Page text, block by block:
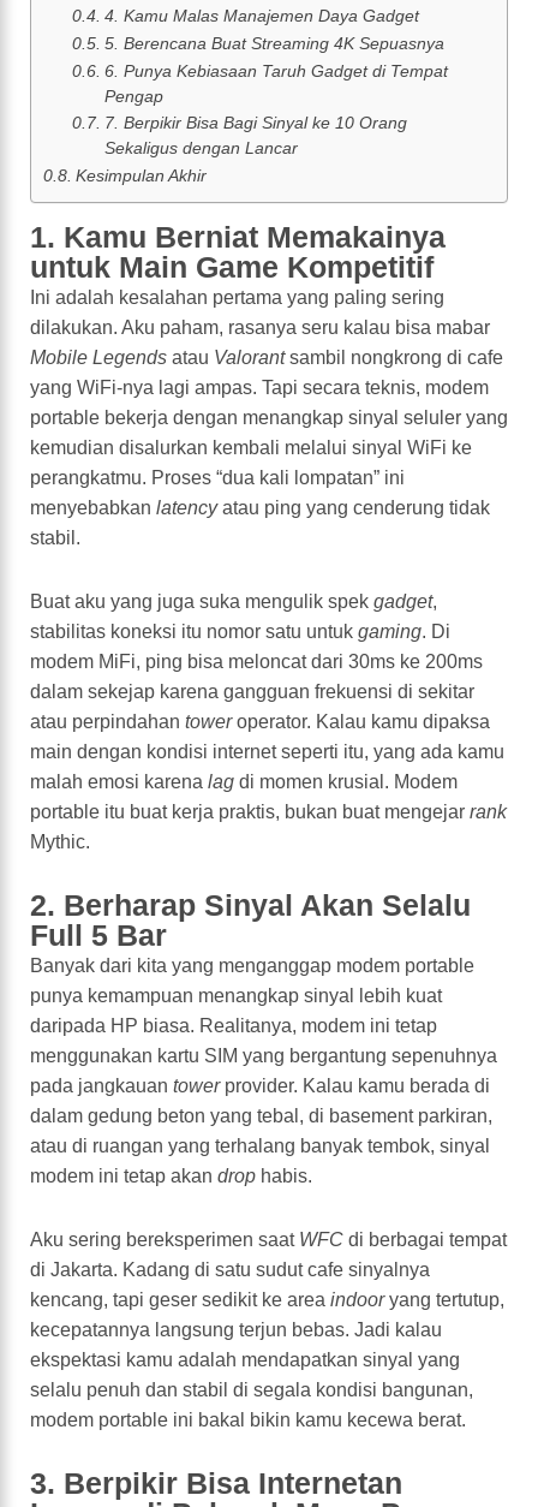
4. Kamu Malas Manajemen Daya Gadget
5. Berencana Buat Streaming 4K Sepuasnya
6. Punya Kebiasaan Taruh Gadget di Tempat
Pengap
7. Berpikir Bisa Bagi Sinyal ke 10 Orang
Sekaligus dengan Lancar
Kesimpulan Akhir
1. Kamu Berniat Memakainya
untuk Main Game Kompetitif
Ini adalah kesalahan pertama yang paling sering
dilakukan. Aku paham, rasanya seru kalau bisa mabar
Mobile Legends atau Valorantsambil nongkrong di cafe
yang WiFi-nya lagi ampas. Tapi secara teknis, modem
portable bekerja dengan menangkap sinyal seluler yang
kemudian disalurkan kembali melalui sinyal WiFi ke
perangkatmu. Proses “dua kali lompatan” ini
menyebabkan latencyatau ping yang cenderung tidak
stabil.
Buat aku yang juga suka mengulik spek gadget,
stabilitas koneksi itu nomor satu untuk gaming. Di
modem MiFi, ping bisa meloncat dari 30ms ke 200ms
dalam sekejap karena gangguan frekuensi di sekitar
atau perpindahan toweroperator. Kalau kamu dipaksa
main dengan kondisi internet seperti itu, yang ada kamu
malah emosi karena lag di momen krusial. Modem
portable itu buat kerja praktis, bukan buat mengejar rank
Mythic.
2. Berharap Sinyal Akan Selalu
Full 5 Bar
Banyak dari kita yang menganggap modem portable
punya kemampuan menangkap sinyal lebih kuat
daripada HP biasa. Realitanya, modem ini tetap
menggunakan kartu SIM yang bergantung sepenuhnya
pada jangkauan towerprovider. Kalau kamu berada di
dalam gedung beton yang tebal, di basement parkiran,
atau di ruangan yang terhalang banyak tembok, sinyal
modem ini tetap akan drop habis.
Aku sering bereksperimen saat WFC di berbagai tempat
di Jakarta. Kadang di satu sudut cafe sinyalnya
kencang, tapi geser sedikit ke area indooryang tertutup,
kecepatannya langsung terjun bebas. Jadi kalau
ekspektasi kamu adalah mendapatkan sinyal yang
selalu penuh dan stabil di segala kondisi bangunan,
modem portable ini bakal bikin kamu kecewa berat.
3. Berpikir Bisa Internetan